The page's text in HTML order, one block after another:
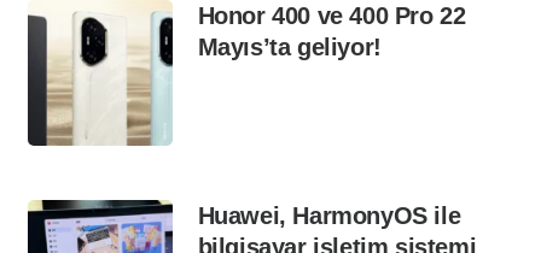
Honor 400 ve 400 Pro 22
Mayıs’ta geliyor!
Huawei, HarmonyOS ile
bilgisayar işletim sistemi